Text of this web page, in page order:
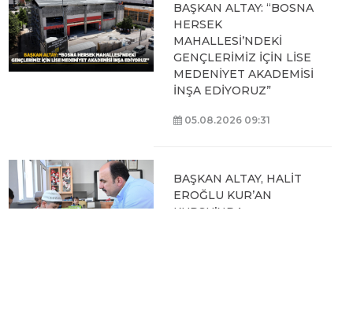
BAŞKAN ALTAY: “BOSNA
HERSEK
MAHALLESİ’NDEKİ
GENÇLERİMİZ İÇİN LİSE
MEDENİYET AKADEMİSİ
İNŞA EDİYORUZ”
05.08.2026 09:31
BAŞKAN ALTAY, HALİT
EROĞLU KUR’AN
KURSU’NDA